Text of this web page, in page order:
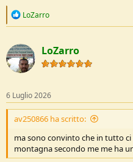
R
c
t
i
o
s
:
LoZarro
LoZarro
6 Luglio 2026
av250866 ha scritto:
ma sono convinto che in tutto
montagna secondo me me ha